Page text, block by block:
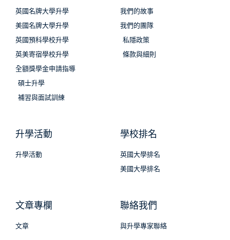
英國名牌大學升學
美國名牌大學升學
英國預科學校升學
英美寄宿學校升學
全額獎學金申請指導
碩士升學
補習與面試訓練
我們的故事
我們的團隊
私隱政策
條款與細則
升學活動
升學活動
學校排名
英國大學排名
美國大學排名
文章專欄
文章
聯絡我們
與升學專家聯絡